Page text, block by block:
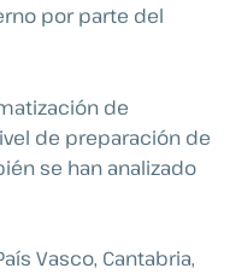
por parte del
de
de preparación de
se han analizado
Vasco, Cantabria,